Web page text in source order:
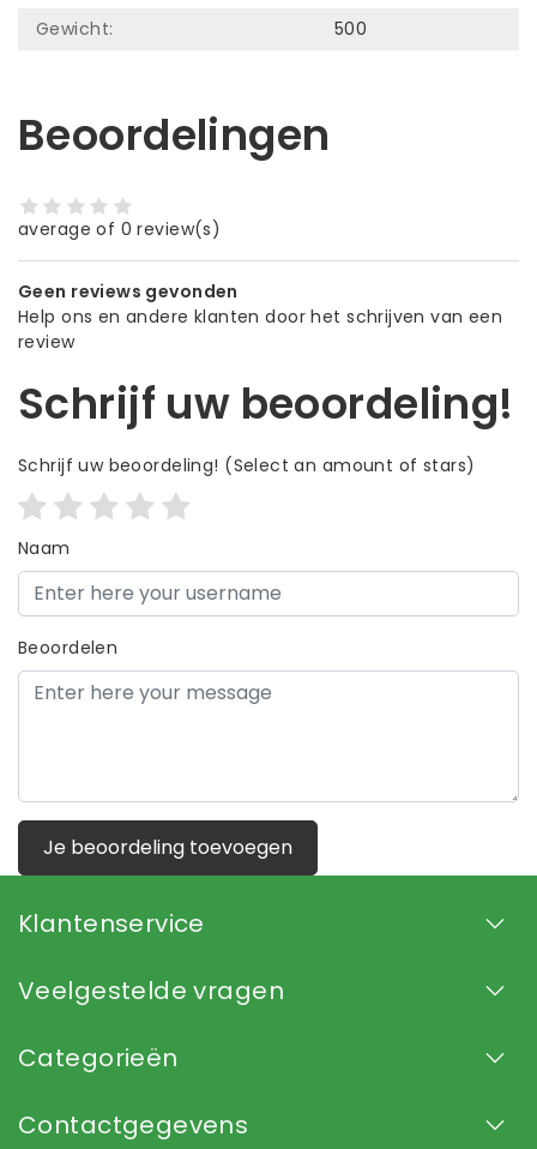
Gewicht:
500
Beoordelingen
average of 0 review(s)
Geen reviews gevonden
Help ons en andere klanten door het schrijven van een
review
Schrijf uw beoordeling!
Schrijf uw beoordeling! (Select an amount of stars)
Naam
Beoordelen
Je beoordeling toevoegen
Klantenservice
Veelgestelde vragen
Categorieën
Contactgegevens